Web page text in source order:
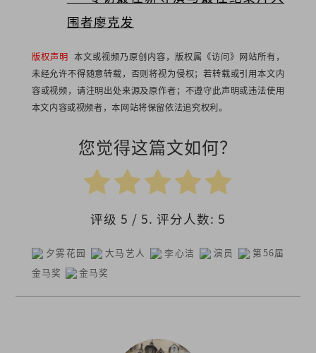
围者廖克发
版权声明 本文或视频乃原创内容，版权属《访问》网站所有，
未经允许不得随意转载，否则将视为侵权；若转载或引用本文内
容或视频，请注明出处来源及原作者；不遵守此声明或违法使用
本文内容或视频者，本网站将保留依法追究权利。
您觉得这篇文如何？
评级 5 / 5. 评分人数: 5
夕雾花园 大马艺人 李心洁 演员
第56届
金马奖
金马奖